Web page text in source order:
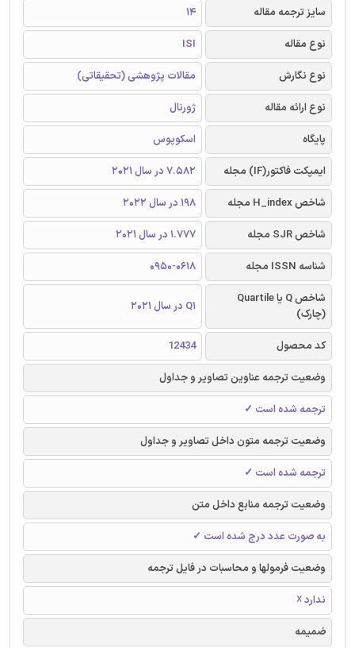
سایز ترجمه مقاله
14
نوع مقاله
ISI
نوع نگارش
مقالات پژوهشی (تحقیقاتی)
نوع ارائه مقاله
ژورنال
پایگاه
اسکوپوس
ایمپکت فاکتور(IF) مجله
7.582 در سال 2021
شاخص H_index مجله
198 در سال 2022
شاخص SJR مجله
1.777 در سال 2021
شناسه ISSN مجله
0950-0618
شاخص Q یا Quartile
(چارک)
Q1 در سال 2021
کد محصول
12434
وضعیت ترجمه عناوین تصاویر و جداول
ترجمه شده است ✓
وضعیت ترجمه متون داخل تصاویر و جداول
ترجمه شده است ✓
وضعیت ترجمه منابع داخل متن
به صورت عدد درج شده است ✓
وضعیت فرمولها و محاسبات در فایل ترجمه
ندارد ☓
ضمیمه